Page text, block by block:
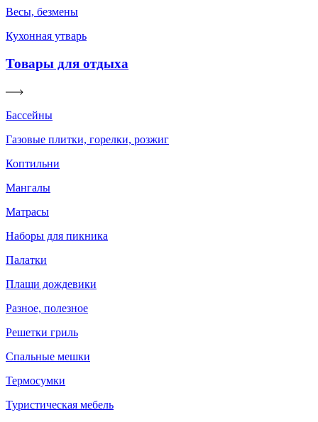
Весы, безмены
Кухонная утварь
Товары для отдыха
Бассейны
Газовые плитки, горелки, розжиг
Коптильни
Мангалы
Матрасы
Наборы для пикника
Палатки
Плащи дождевики
Разное, полезное
Решетки гриль
Спальные мешки
Термосумки
Туристическая мебель